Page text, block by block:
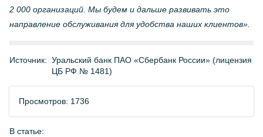
2 000 организаций. Мы будем и дальше развивать это
направление обслуживания для удобства наших клиентов».
Источник: Уральский банк ПАО «Сбербанк России» (лицензия
ЦБ РФ № 1481)
Просмотров: 1736
В статье: